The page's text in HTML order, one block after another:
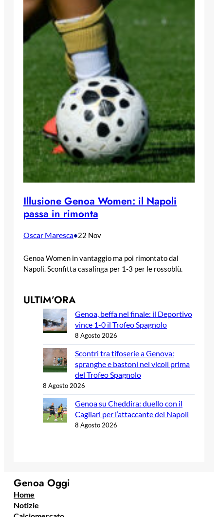
Illusione Genoa Women: il Napoli
passa in rimonta
Oscar Maresca•22 Nov
Genoa Women in vantaggio ma poi rimontato dal
Napoli. Sconfitta casalinga per 1-3 per le rossoblù.
ULTIM’ORA
Genoa, beffa nel finale: il Deportivo
vince 1-0 il Trofeo Spagnolo
8 Agosto 2026
Scontri tra tifoserie a Genova:
spranghe e bastoni nei vicoli prima
del Trofeo Spagnolo
8 Agosto 2026
Genoa su Cheddira: duello con il
Cagliari per l’attaccante del Napoli
8 Agosto 2026
Genoa Oggi
Home
Notizie